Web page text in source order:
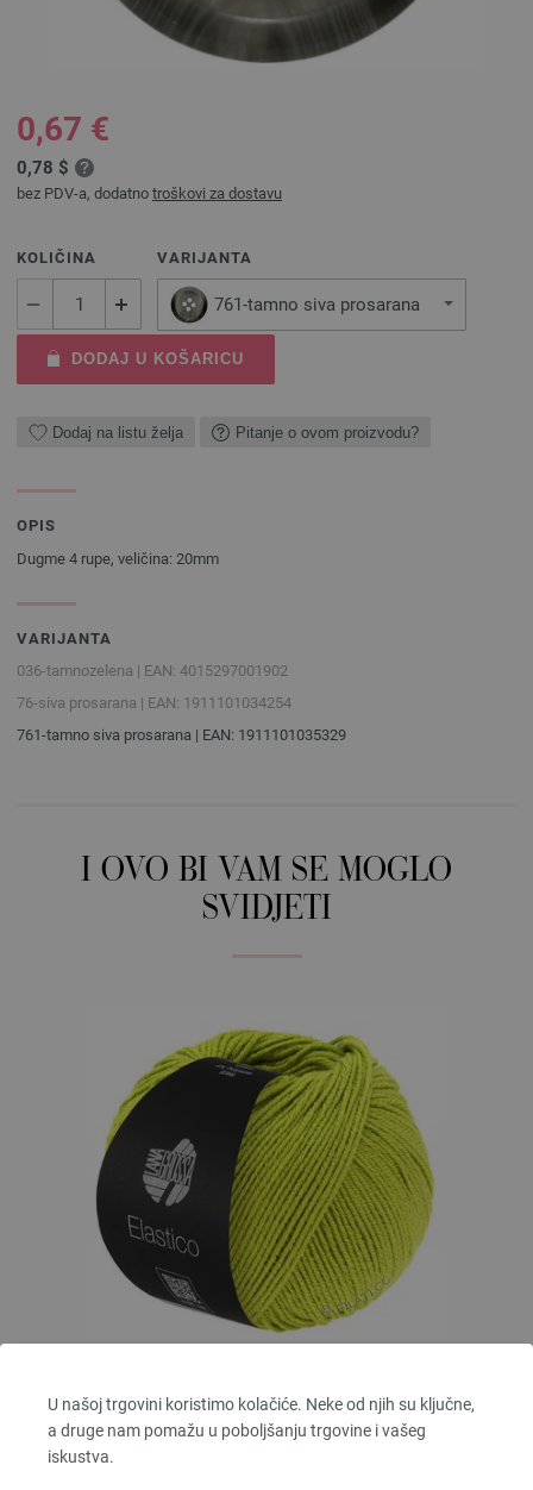
U našoj trgovini koristimo kolačiće. Neke od njih su ključne,
a druge nam pomažu u poboljšanju trgovine i vašeg
iskustva.
0,67 €
0,78 $
bez PDV-a, dodatno troškovi za dostavu
KOLIČINA VARIJANTA
761-tamno siva prosarana
DODAJ U KOŠARICU
Dodaj na listu želja Pitanje o ovom proizvodu?
OPIS
Dugme 4 rupe, veličina: 20mm
VARIJANTA
036-tamnozelena | EAN: 4015297001902
76-siva prosarana | EAN: 1911101034254
761-tamno siva prosarana | EAN: 1911101035329
I OVO BI VAM SE MOGLO
SVIDJETI
ELASTICO
96 % Pamuk, 4 % Polyester (elité)